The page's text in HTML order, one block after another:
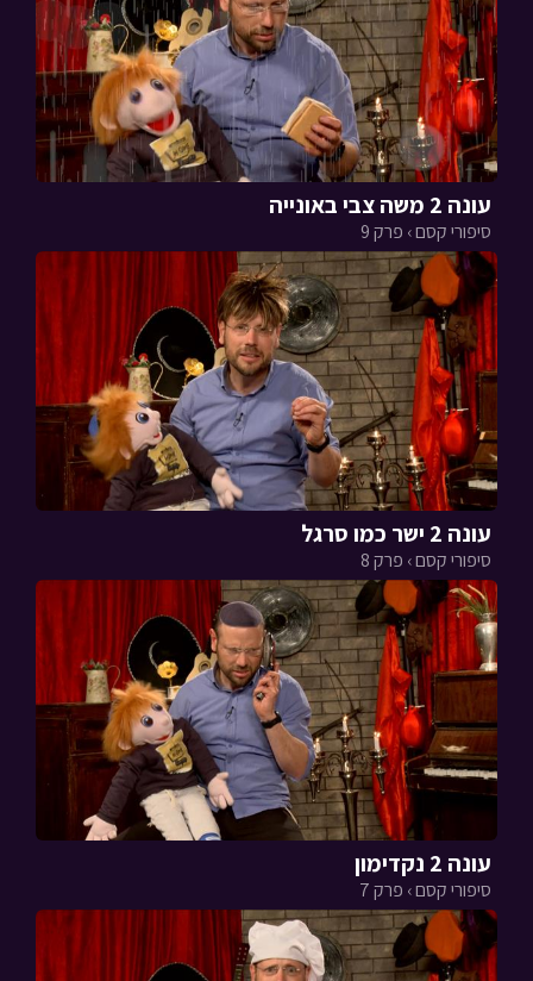
עונה 2 משה צבי באונייה
סיפורי קסם › פרק 9
עונה 2 ישר כמו סרגל
סיפורי קסם › פרק 8
עונה 2 נקדימון
סיפורי קסם › פרק 7